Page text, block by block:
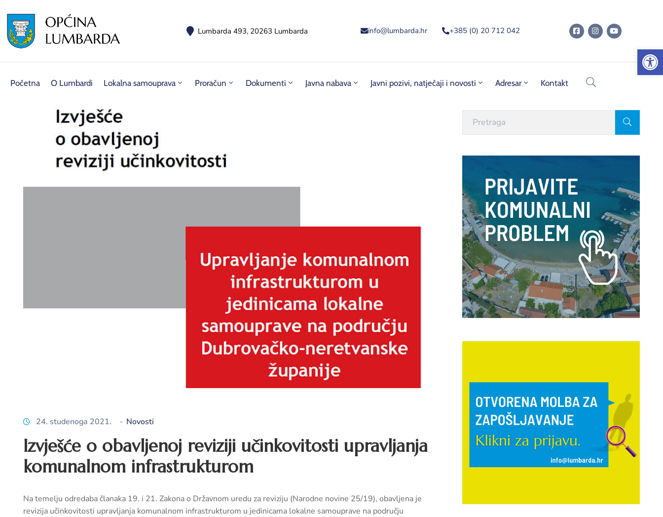
Lumbarda 493, 20263 Lumbarda info@lumbarda.hr +385 (0) 20 712 042
Početna O Lumbardi Lokalna samouprava Proračun Dokumenti Javna nabava Javni pozivi, natječaji i novosti Adresar Kontakt
24. studenoga 2021. - Novosti
Izvješće o obavljenoj reviziji učinkovitosti upravljanja
komunalnom infrastrukturom
Na temelju odredaba članaka 19. i 21. Zakona o Državnom uredu za reviziju (Narodne novine 25/19), obavljena je
revizija učinkovitosti upravljanja komunalnom infrastrukturom u jedinicama lokalne samouprave na području